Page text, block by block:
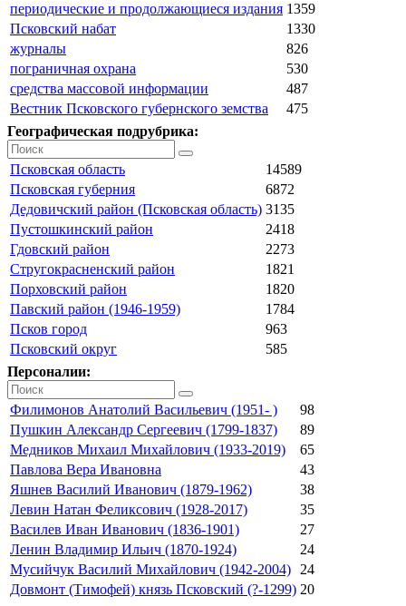
периодические и продолжающиеся издания 1359
Псковский набат
1330
журналы
826
пограничная охрана
530
средства массовой информации
487
Вестник Псковского губернского земства
475
Географическая подрубрика:
Псковская область
14589
Псковская губерния
6872
Дедовичский район (Псковская область) 3135
Пустошкинский район
2418
Гдовский район
2273
Стругокрасненский район
1821
Порховский район
1820
Павский район (1946-1959)
1784
Псков город
963
Псковский округ
585
Персоналии:
Филимонов Анатолий Васильевич (1951- )
98
Пушкин Александр Сергеевич (1799-1837)
89
Медников Михаил Михайлович (1933-2019)
65
Павлова Вера Ивановна
43
Яшнев Василий Иванович (1879-1962)
38
Левин Натан Феликсович (1928-2017)
35
Василев Иван Иванович (1836-1901)
27
Ленин Владимир Ильич (1870-1924)
24
Мусийчук Василий Михайлович (1942-2004)
24
Довмонт (Тимофей) князь Псковский (?-1299) 20